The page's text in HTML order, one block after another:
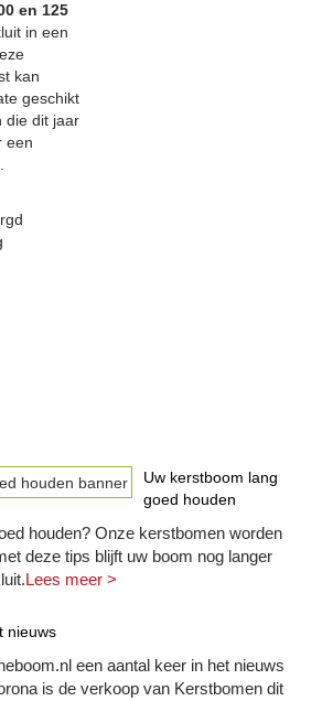
en 125
in een
kan
geschikt
die dit jaar
een
Uw kerstboom lang
goed houden
houden? Onze kerstbomen worden
deze tips blijft uw boom nog langer
Lees meer >
nieuws
een aantal keer in het nieuws
is de verkoop van Kerstbomen dit